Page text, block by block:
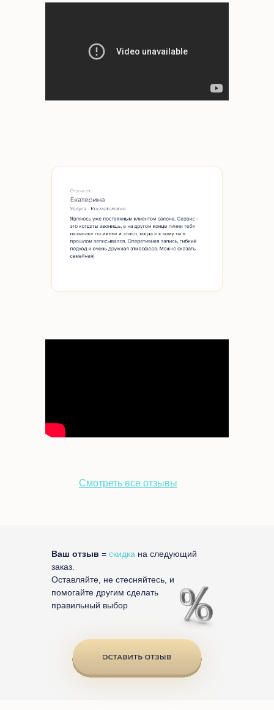
Смотреть все отзывы
Ваш отзыв = скидка на следующий
заказ.
Оставляйте, не стесняйтесь, и
помогайте другим сделать
правильный выбор